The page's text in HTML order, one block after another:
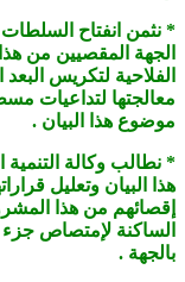
* نثمن انفتاح
الجهة المقصيين من
الفلاحية لتكريس
معالجتها لتداعيات
موضوع هذا البيان .
* نطالب وكالة
هذا البيان وتعليل
إقصائهم من هذا
الساكنة لإمتصاص
بالجهة .